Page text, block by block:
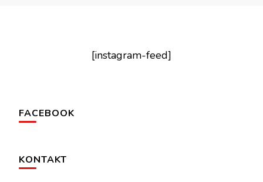
[instagram-feed]
FACEBOOK
KONTAKT